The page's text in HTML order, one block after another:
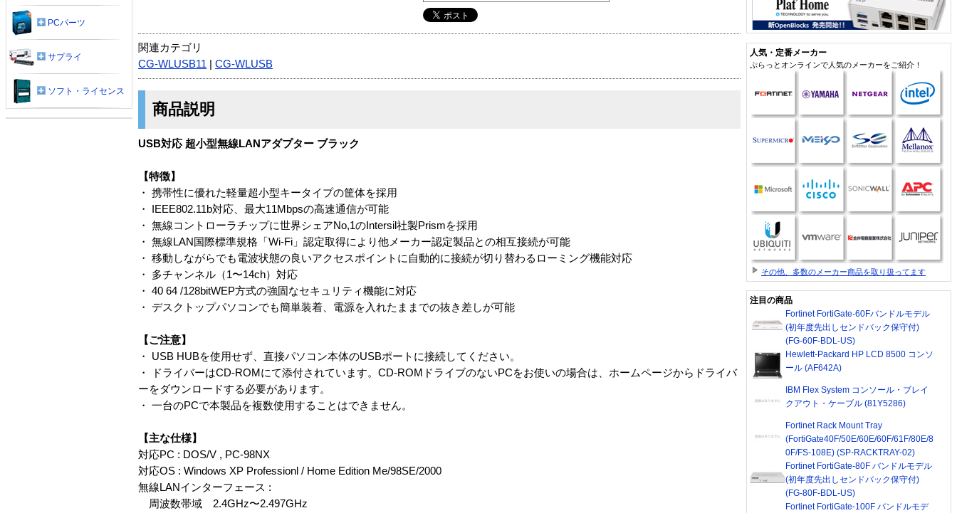
関連カテゴリ
CG-WLUSB11
CG-WLUSB
商品説明
USB対応 超小型無線LANアダプター ブラック
【特徴】
・ 携帯性に優れた軽量超小型キータイプの筐体を採用
・ IEEE802.11b対応、最大11Mbpsの高速通信が可能
・ 無線コントローラチップに世界シェアNo,1のIntersil社製Prismを採用
・ 無線LAN国際標準規格「Wi-Fi」認定取得により他メーカー認定製品との相互接続が可能
・ 移動しながらでも電波状態の良いアクセスポイントに自動的に接続が切り替わるローミング機能対応
・ 多チャンネル（1〜14ch）対応
・ 40 64 /128bitWEP方式の強固なセキュリティ機能に対応
・ デスクトップパソコンでも簡単装着、電源を入れたままでの抜き差しが可能
【ご注意】
・ USB HUBを使用せず、直接パソコン本体のUSBポートに接続してください。
・ ドライバーはCD-ROMにて添付されています。CD-ROMドライブのないPCをお使いの場合は、ホームページからドライバ
ーをダウンロードする必要があります。
・ 一台のPCで本製品を複数使用することはできません。
【主な仕様】
対応PC : DOS/V , PC-98NX
対応OS : Windows XP Professionl / Home Edition Me/98SE/2000
無線LANインターフェース :
周波数帯域 2.4GHz〜2.497GHz
PCパーツ
サプライ
ソフト・ライセンス
人気・定番メーカー
ぷらっとオンラインで人気のメーカーをご紹介！
その他、多数のメーカー商品を取り扱ってます
注目の商品
Fortinet FortiGate-60Fバンドルモデル
(初年度先出しセンドバック保守付)
(FG-60F-BDL-US)
Hewlett-Packard HP LCD 8500 コンソ
ール (AF642A)
IBM Flex System コンソール・ブレイ
クアウト・ケーブル (81Y5286)
Fortinet Rack Mount Tray
(FortiGate40F/50E/60E/60F/61F/80E/8
0F/FS-108E) (SP-RACKTRAY-02)
Fortinet FortiGate-80F バンドルモデル
(初年度先出しセンドバック保守付)
(FG-80F-BDL-US)
Fortinet FortiGate-100F バンドルモデ